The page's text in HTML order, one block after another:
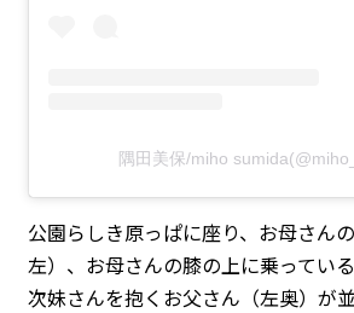
隅田美保/miho
公園らしき原っぱに座り、お母さん
左）、お母さんの膝の上に乗ってい
次妹さんを抱くお父さん（左奥）が